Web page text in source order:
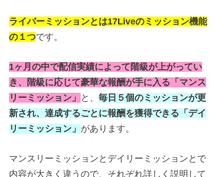
ライバーミッションとは17Liveのミッション機能
の１つです。
1ヶ月の中で配信実績によって階級が上がってい
き、階級に応じて豪華な報酬が手に入る「マンス
リーミッション」
と、 毎日５個のミッションが更
新され、達成するごとに報酬を獲得できる「デイ
リーミッション」 があります。
マンスリーミッションとデイリーミッションとで
内容が大きく違うので、それぞれ詳しく説明して